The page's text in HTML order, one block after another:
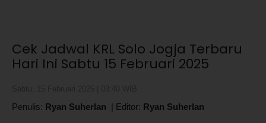
Cek Jadwal KRL Solo Jogja Terbaru
Hari Ini Sabtu 15 Februari 2025
Penulis: Ryan Suherlan | Editor: Ryan Suherlan